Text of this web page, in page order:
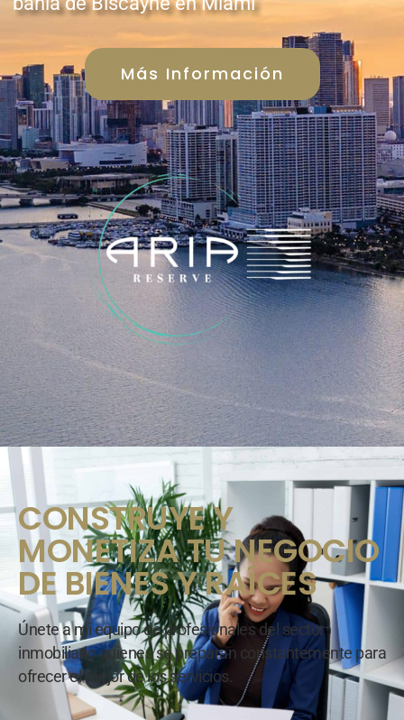
Más Información
CONSTRUYE Y
MONETIZA TU NEGOCIO
DE BIENES Y RAÍCES
Únete a mi equipo de profesionales del sector
inmobiliario quienes se preparan constantemente para
ofrecer el mejor de los servicios.